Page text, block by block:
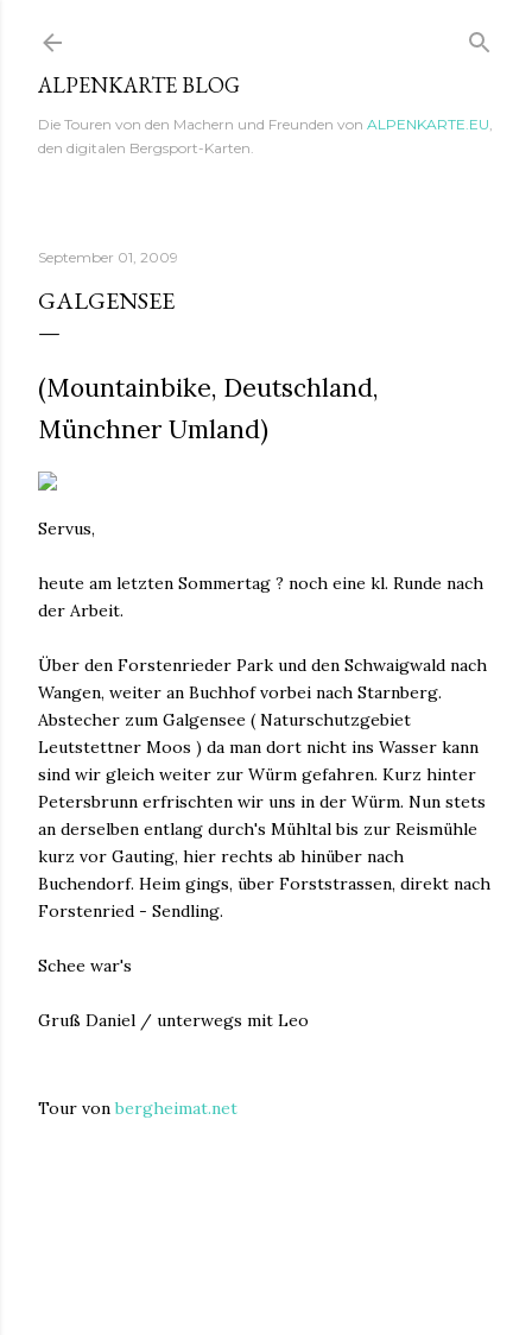
Direkt zum Hauptbereich
ALPENKARTE BLOG
Die Touren von den Machern und Freunden von ALPENKARTE.EU,
den digitalen Bergsport-Karten.
September 01, 2009
GALGENSEE
(Mountainbike, Deutschland,
Münchner Umland)
Servus,
heute am letzten Sommertag ? noch eine kl. Runde nach
der Arbeit.
Über den Forstenrieder Park und den Schwaigwald nach
Wangen, weiter an Buchhof vorbei nach Starnberg.
Abstecher zum Galgensee ( Naturschutzgebiet
Leutstettner Moos ) da man dort nicht ins Wasser kann
sind wir gleich weiter zur Würm gefahren. Kurz hinter
Petersbrunn erfrischten wir uns in der Würm. Nun stets
an derselben entlang durch's Mühltal bis zur Reismühle
kurz vor Gauting, hier rechts ab hinüber nach
Buchendorf. Heim gings, über Forststrassen, direkt nach
Forstenried - Sendling.
Schee war's
Gruß Daniel / unterwegs mit Leo
Tour vonbergheimat.net